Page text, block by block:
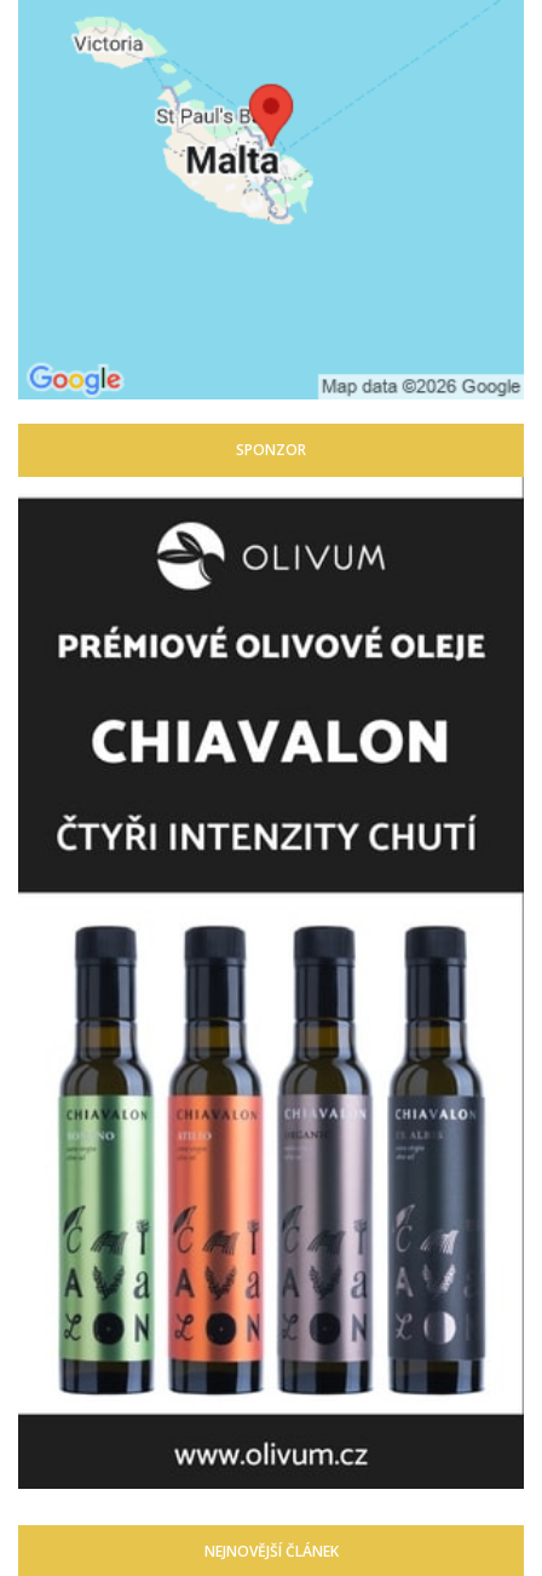
SPONZOR
NEJNOVĚJŠÍ ČLÁNEK